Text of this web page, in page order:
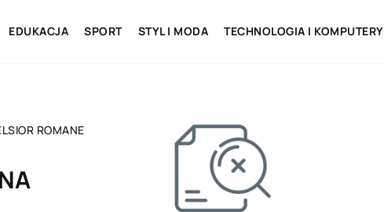
EDUKACJA SPORT STYL I MODA TECHNOLOGIA I KOMPUTERY
ROMANE